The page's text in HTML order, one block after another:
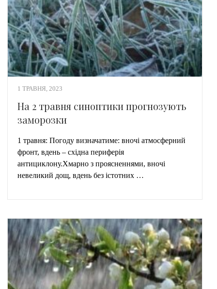
1 ТРАВНЯ, 2023
На 2 травня синоптики прогнозують
заморозки
1 травня: Погоду визначатиме: вночі атмосферний
фронт, вдень – східна периферія
антициклону.Хмарно з проясненнями, вночі
невеликий дощ, вдень без істотних …